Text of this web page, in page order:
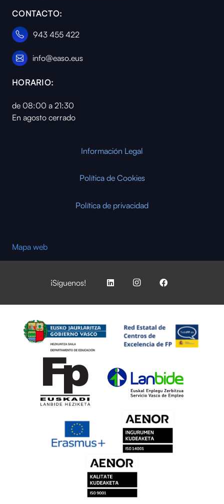
CONTACTO:
943 455 422
info@easo.eus
HORARIO:
de 08:00 a 21:30
En agosto cerrado
Información Legal
Política de Cookies
Política de privacidad
Mapa web
¡Síguenos!